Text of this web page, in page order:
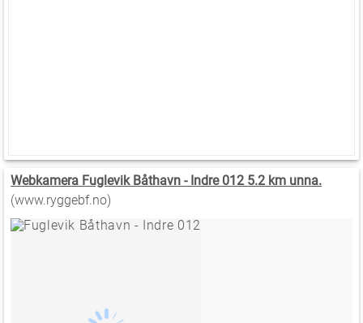
Webkamera Fuglevik Båthavn - Indre 012 5.2 km unna.
(www.ryggebf.no)